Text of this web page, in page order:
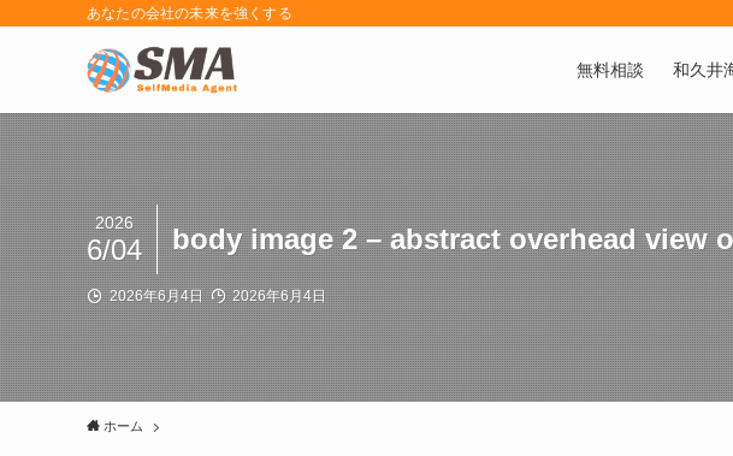
あなたの会社の未来を強くする
無料相談 和久井
body image 2 – abstract overhead view
2026
6/04
2026年6月4日 2026年6月4日
ホーム